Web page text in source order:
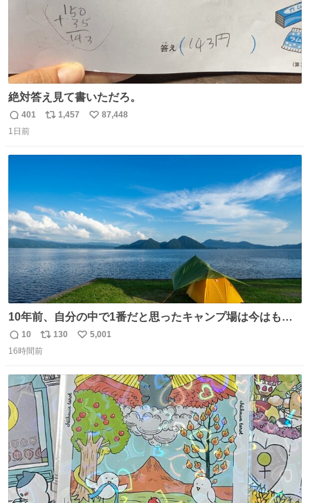
絶対答え見て書いただろ。
返
信
401
リ
1,457
い
87,448
1日前
10年前、自分の中で1番だと思ったキャンプ場は今はもう
ない
返
信
10
リ
ポ
ト
数
130
い
数
5,001
16時間前